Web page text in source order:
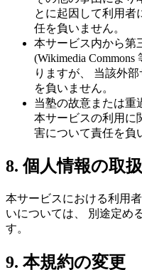
とに起因して利用者
任を負いません。
本サービス内から第
(Wikimedia
りますが、 当該外
を負いません。
当塾の故意または重
本サービスの利用に
害について責任を負
8. 個人情報の取
本サービスにおける利用
いについては、 別途定め
す。
9. 本規約の変更